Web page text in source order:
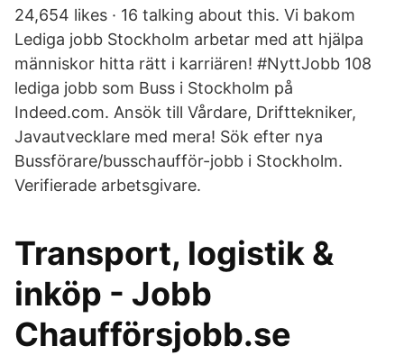
24,654 likes · 16 talking about this. Vi bakom
Lediga jobb Stockholm arbetar med att hjälpa
människor hitta rätt i karriären! #NyttJobb 108
lediga jobb som Buss i Stockholm på
Indeed.com. Ansök till Vårdare, Drifttekniker,
Javautvecklare med mera! Sök efter nya
Bussförare/busschaufför-jobb i Stockholm.
Verifierade arbetsgivare.
Transport, logistik &
inköp - Jobb
Chaufförsjobb.se